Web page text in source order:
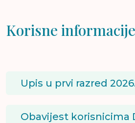
Korisne informacije
Upis u prvi razred
Obavijest korisnicima